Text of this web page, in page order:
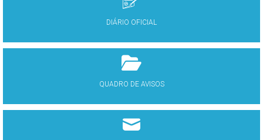
DIÁRIO OFICIAL
QUADRO DE AVISOS